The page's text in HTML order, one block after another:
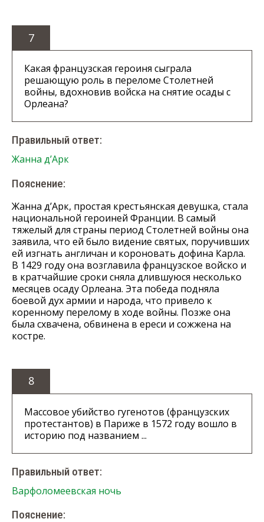
7
Какая французская героиня сыграла
решающую роль в переломе Столетней
войны, вдохновив войска на снятие осады с
Орлеана?
Правильный ответ:
Жанна д’Арк
Пояснение:
Жанна д’Арк, простая крестьянская девушка, стала
национальной героиней Франции. В самый
тяжелый для страны период Столетней войны она
заявила, что ей было видение святых, поручивших
ей изгнать англичан и короновать дофина Карла.
В 1429 году она возглавила французское войско и
в кратчайшие сроки сняла длившуюся несколько
месяцев осаду Орлеана. Эта победа подняла
боевой дух армии и народа, что привело к
коренному перелому в ходе войны. Позже она
была схвачена, обвинена в ереси и сожжена на
костре.
8
Массовое убийство гугенотов (французских
протестантов) в Париже в 1572 году вошло в
историю под названием ...
Правильный ответ:
Варфоломеевская ночь
Пояснение: